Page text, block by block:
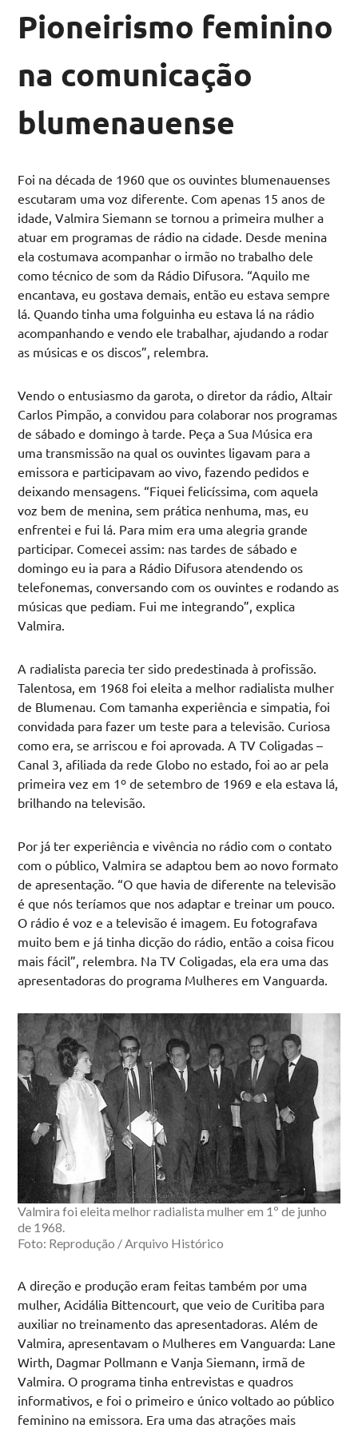
Pioneirismo feminino
na comunicação
blumenauense
Foi na década de 1960 que os ouvintes blumenauenses
escutaram uma voz diferente. Com apenas 15 anos de
idade, Valmira Siemann se tornou a primeira mulher a
atuar em programas de rádio na cidade. Desde menina
ela costumava acompanhar o irmão no trabalho dele
como técnico de som da Rádio Difusora. “Aquilo me
encantava, eu gostava demais, então eu estava sempre
lá. Quando tinha uma folguinha eu estava lá na rádio
acompanhando e vendo ele trabalhar, ajudando a rodar
as músicas e os discos”, relembra.
Vendo o entusiasmo da garota, o diretor da rádio, Altair
Carlos Pimpão, a convidou para colaborar nos programas
de sábado e domingo à tarde. Peça a Sua Música era
uma transmissão na qual os ouvintes ligavam para a
emissora e participavam ao vivo, fazendo pedidos e
deixando mensagens. “Fiquei felicíssima, com aquela
voz bem de menina, sem prática nenhuma, mas, eu
enfrentei e fui lá. Para mim era uma alegria grande
participar. Comecei assim: nas tardes de sábado e
domingo eu ia para a Rádio Difusora atendendo os
telefonemas, conversando com os ouvintes e rodando as
músicas que pediam. Fui me integrando”, explica
Valmira.
A radialista parecia ter sido predestinada à profissão.
Talentosa, em 1968 foi eleita a melhor radialista mulher
de Blumenau. Com tamanha experiência e simpatia, foi
convidada para fazer um teste para a televisão. Curiosa
como era, se arriscou e foi aprovada. A TV Coligadas –
Canal 3, afiliada da rede Globo no estado, foi ao ar pela
primeira vez em 1º de setembro de 1969 e ela estava lá,
brilhando na televisão.
Por já ter experiência e vivência no rádio com o contato
com o público, Valmira se adaptou bem ao novo formato
de apresentação. “O que havia de diferente na televisão
é que nós teríamos que nos adaptar e treinar um pouco.
O rádio é voz e a televisão é imagem. Eu fotografava
muito bem e já tinha dicção do rádio, então a coisa ficou
mais fácil”, relembra. Na TV Coligadas, ela era uma das
apresentadoras do programa Mulheres em Vanguarda.
Valmira foi eleita melhor radialista mulher em 1º de junho
de 1968.
Foto: Reprodução / Arquivo Histórico
A direção e produção eram feitas também por uma
mulher, Acidália Bittencourt, que veio de Curitiba para
auxiliar no treinamento das apresentadoras. Além de
Valmira, apresentavam o Mulheres em Vanguarda: Lane
Wirth, Dagmar Pollmann e Vanja Siemann, irmã de
Valmira. O programa tinha entrevistas e quadros
informativos, e foi o primeiro e único voltado ao público
feminino na emissora. Era uma das atrações mais